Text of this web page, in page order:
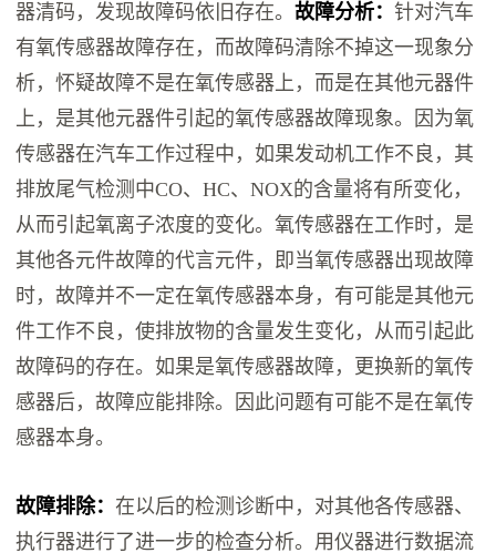
器清码，发现故障码依旧存在。故障分析：针对汽车
有氧传感器故障存在，而故障码清除不掉这一现象分
析，怀疑故障不是在氧传感器上，而是在其他元器件
上，是其他元器件引起的氧传感器故障现象。因为氧
传感器在汽车工作过程中，如果发动机工作不良，其
排放尾气检测中CO、HC、NOX的含量将有所变化，
从而引起氧离子浓度的变化。氧传感器在工作时，是
其他各元件故障的代言元件，即当氧传感器出现故障
时，故障并不一定在氧传感器本身，有可能是其他元
件工作不良，使排放物的含量发生变化，从而引起此
故障码的存在。如果是氧传感器故障，更换新的氧传
感器后，故障应能排除。因此问题有可能不是在氧传
感器本身。
故障排除：在以后的检测诊断中，对其他各传感器、
执行器进行了进一步的检查分析。用仪器进行数据流